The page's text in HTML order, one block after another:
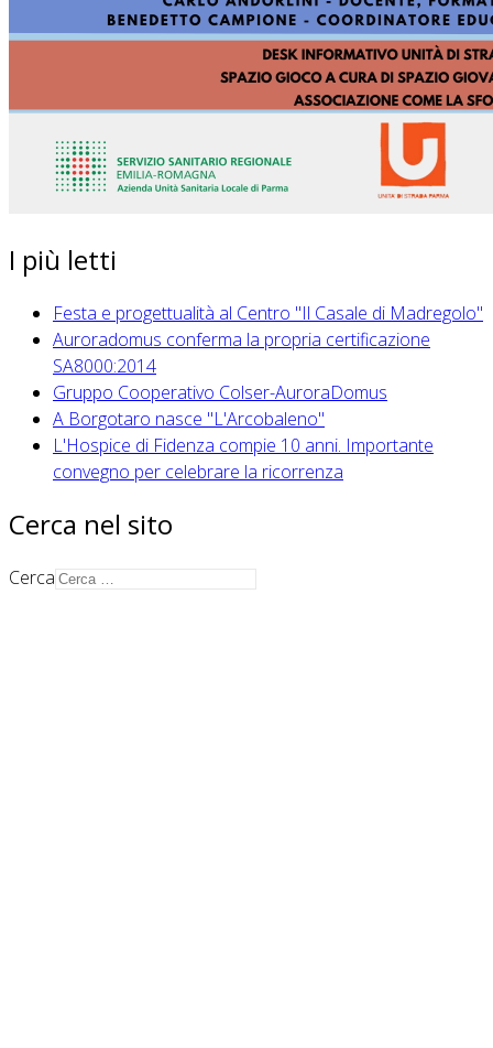
I più letti
Festa e progettualità al Centro "Il Casale di Madregolo"
Auroradomus conferma la propria certificazione
SA8000:2014
Gruppo Cooperativo Colser-AuroraDomus
A Borgotaro nasce "L'Arcobaleno"
L'Hospice di Fidenza compie 10 anni. Importante
convegno per celebrare la ricorrenza
Cerca nel sito
Cerca